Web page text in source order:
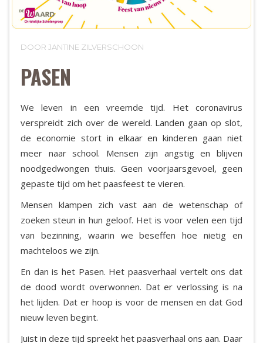
DOOR JANTINE ZILVERSCHOON
PASEN
We leven in een vreemde tijd. Het coronavirus
verspreidt zich over de wereld. Landen gaan op slot,
de economie stort in elkaar en kinderen gaan niet
meer naar school. Mensen zijn angstig en blijven
noodgedwongen thuis. Geen voorjaarsgevoel, geen
gepaste tijd om het paasfeest te vieren.
Mensen klampen zich vast aan de wetenschap of
zoeken steun in hun geloof. Het is voor velen een tijd
van bezinning, waarin we beseffen hoe nietig en
machteloos we zijn.
En dan is het Pasen. Het paasverhaal vertelt ons dat
de dood wordt overwonnen. Dat er verlossing is na
het lijden. Dat er hoop is voor de mensen en dat God
nieuw leven begint.
Juist in deze tijd spreekt het paasverhaal ons aan. Daar